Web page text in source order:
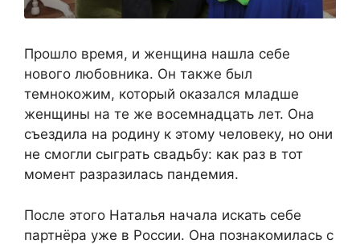
Прошло время, и женщина нашла себе
нового любовника. Он также был
темнокожим, который оказался младше
женщины на те же восемнадцать лет. Она
съездила на родину к этому человеку, но они
не смогли сыграть свадьбу: как раз в тот
момент разразилась пандемия.
После этого Наталья начала искать себе
партнёра уже в России. Она познакомилась с